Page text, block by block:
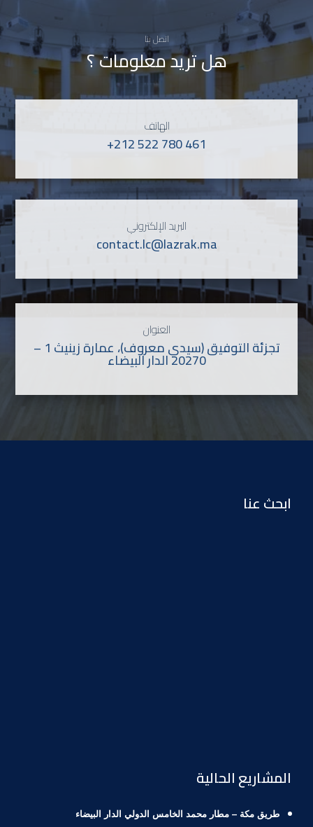
اتصل بنا
هل تريد معلومات ؟
الهاتف
+212 522 780 461
البريد الإلكتروني
contact.lc@lazrak.ma
العنوان
تجزئة التوفيق (سيدي معروف)، عمارة زينيث 1 –
20270 الدار البيضاء
ابحث عنا
المشاريع الحالية
طريق مكة – مطار محمد الخامس الدولي الدار البيضاء